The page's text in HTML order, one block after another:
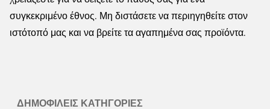
συγκεκριμένο έθνος. Μη διστάσετε να περιηγηθείτε στον
ιστότοπό μας και να βρείτε τα αγαπημένα σας προϊόντα.
ΔΗΜΟΦΙΛΕΊΣ ΚΑΤΗΓΟΡΊΕΣ